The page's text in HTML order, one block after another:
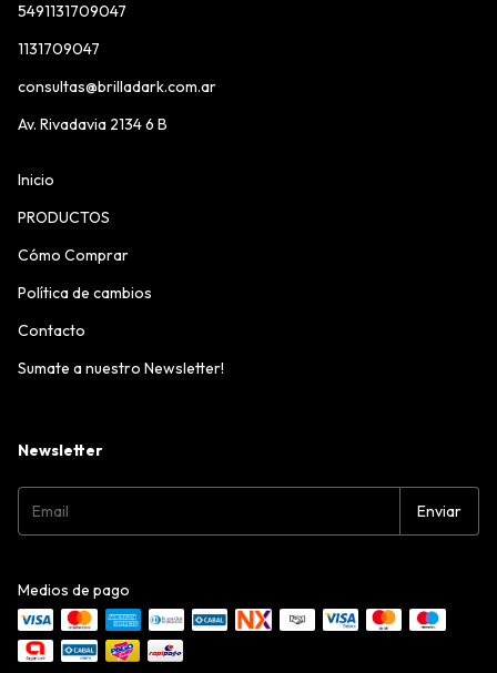
5491131709047
1131709047
consultas@brilladark.com.ar
Av. Rivadavia 2134 6 B
Inicio
PRODUCTOS
Cómo Comprar
Política de cambios
Contacto
Sumate a nuestro Newsletter!
Newsletter
Medios de pago